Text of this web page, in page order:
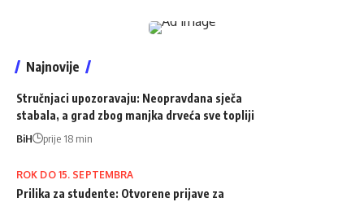
Najnovije
Stručnjaci upozoravaju: Neopravdana sječa
stabala, a grad zbog manjka drveća sve topliji
BiH prije 18 min
ROK DO 15. SEPTEMBRA
Prilika za studente: Otvorene prijave za